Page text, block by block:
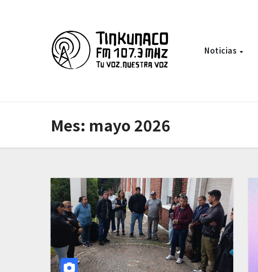
Noticias
Mes: mayo 2026